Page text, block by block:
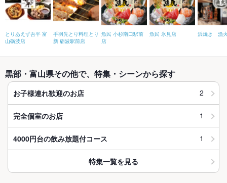
とりあえず吾平 富
山砺波店
手羽先とり料理とり
新 砺波駅前店
魚民 小杉南口駅前
店
魚民 氷見店 浜焼き 漁
黒部・富山県その他で、特集・シーンから探す
お子様連れ歓迎のお店 2
完全個室のお店 1
4000円台の飲み放題付コース 1
特集一覧を見る